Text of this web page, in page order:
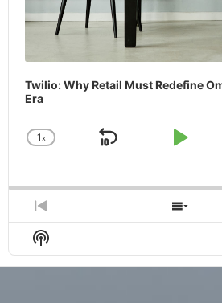
Twilio: Why Retail Must Redefine
Era
Change
1x
Skip
Play
Previous
Episode
Show
Show
Podcast
Information